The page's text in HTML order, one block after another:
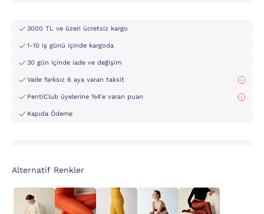
3000 TL ve üzeri ücretsiz kargo
1-10 iş günü içinde kargoda
30 gün içinde iade ve değişim
Vade farksız 6 aya varan taksit
PentiClub üyelerine %4'e varan puan
Kapıda Ödeme
Alternatif Renkler